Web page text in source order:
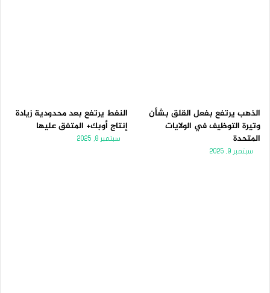
الذهب يرتفع بفعل القلق بشأن
وتيرة التوظيف في الولايات
المتحدة
سبتمبر 9, 2025
النفط يرتفع بعد محدودية زيادة
إنتاج أوبك+ المتفق عليها
سبتمبر 8, 2025